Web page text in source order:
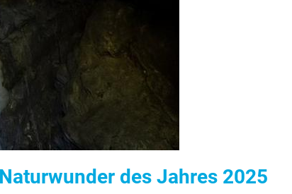
des Jahres 2025